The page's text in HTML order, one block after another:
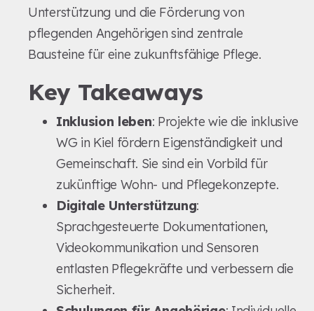
Unterstützung und die Förderung von
pflegenden Angehörigen sind zentrale
Bausteine für eine zukunftsfähige Pflege.
Key Takeaways
Inklusion leben: Projekte wie die inklusive
WG in Kiel fördern Eigenständigkeit und
Gemeinschaft. Sie sind ein Vorbild für
zukünftige Wohn- und Pflegekonzepte.
Digitale Unterstützung:
Sprachgesteuerte Dokumentationen,
Videokommunikation und Sensoren
entlasten Pflegekräfte und verbessern die
Sicherheit.